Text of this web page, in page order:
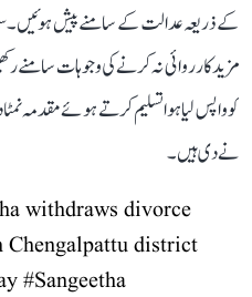
کے ذریعہ عدالت کے سامنے پیش
مزید کارروائی نہ کرنے کی وجوہات
کو واپس لیا ہوا تسلیم کرتے ہوئے مقدمہ
نے دی ہیں۔
withdraws divorce
district
#Sangeetha